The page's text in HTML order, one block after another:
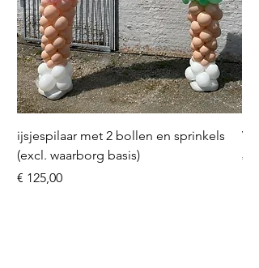
ijsjespilaar met 2 bollen en sprinkels
(excl. waarborg basis)
Prijs
€ 125,00
Prijs
€